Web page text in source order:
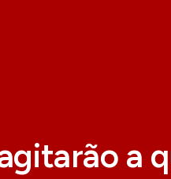
a